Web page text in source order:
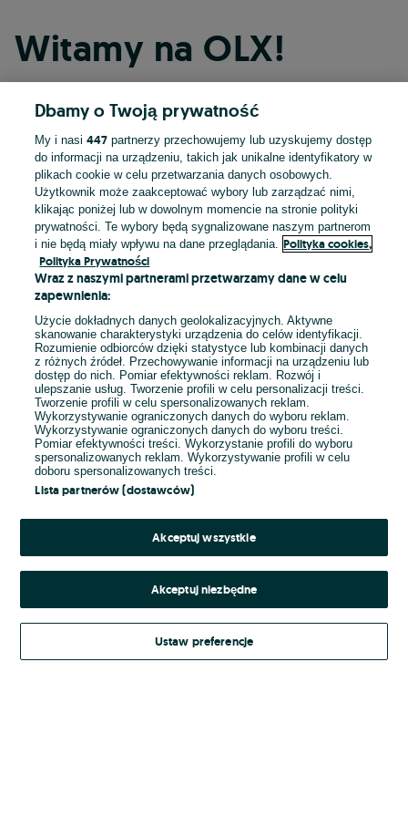
Witamy na OLX!
Kontynuuj przez Facebooka
Kontynuuj przez konto Apple
Kontynuuj przez konto Google
LUB
E-mail
Hasło
Kontynuując za pośrednictwem jednego z dostawców wskazanych powyżej,
Regulamin serwisu OLX.pl w jego aktualnym brzmieniu.
Dbamy o Twoją prywatność
My i nasi447 partnerzy przechowujemy lub uzyskujemy dostęp
do informacji na urządzeniu, takich jak unikalne identyfikatory w
plikach cookie w celu przetwarzania danych osobowych.
Użytkownik może zaakceptować wybory lub zarządzać nimi,
klikając poniżej lub w dowolnym momencie na stronie polityki
prywatności. Te wybory będą sygnalizowane naszym partnerom
i nie będą miały wpływu na dane przeglądania.
Polityka cookies,
Polityka Prywatności
Wraz z naszymi partnerami przetwarzamy dane w celu
zapewnienia:
Użycie dokładnych danych geolokalizacyjnych. Aktywne
skanowanie charakterystyki urządzenia do celów identyfikacji.
Rozumienie odbiorców dzięki statystyce lub kombinacji danych
z różnych źródeł. Przechowywanie informacji na urządzeniu lub
dostęp do nich. Pomiar efektywności reklam. Rozwój i
ulepszanie usług. Tworzenie profili w celu personalizacji treści.
Tworzenie profili w celu spersonalizowanych reklam.
Wykorzystywanie ograniczonych danych do wyboru reklam.
Wykorzystywanie ograniczonych danych do wyboru treści.
Pomiar efektywności treści. Wykorzystanie profili do wyboru
spersonalizowanych reklam. Wykorzystywanie profili w celu
doboru spersonalizowanych treści.
Lista partnerów (dostawców)
Akceptuj wszystkie
Akceptuj niezbędne
Ustaw preferencje